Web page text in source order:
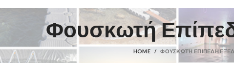
Φουσκωτή
HOME ΦΟΥΣΚΩΤΉ ΕΠΊΠΕΔΗ